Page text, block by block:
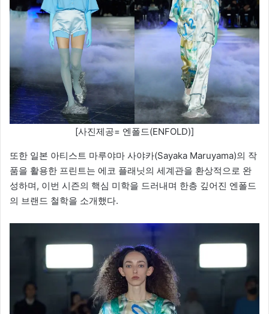
[사진제공= 엔폴드(ENFOLD)]
또한 일본 아티스트 마루야마 사야카(Sayaka Maruyama)의 작
품을 활용한 프린트는 에코 플래닛의 세계관을 환상적으로 완
성하며, 이번 시즌의 핵심 미학을 드러내며 한층 깊어진 엔폴드
의 브랜드 철학을 소개했다.